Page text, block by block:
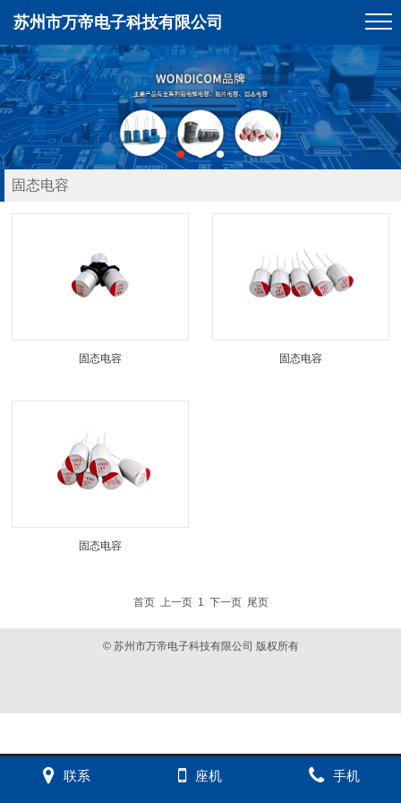
苏州市万帝电子科技有限公司
固态电容
固态电容 固态电容
固态电容
首页 上一页 1 下一页 尾页
© 苏州市万帝电子科技有限公司 版权所有
联系 座机 手机